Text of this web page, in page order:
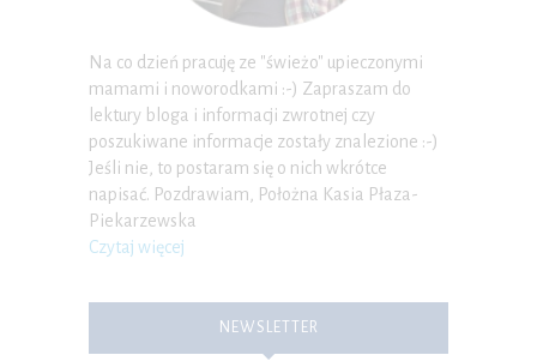
Na co dzień pracuję ze "świeżo" upieczonymi
mamami i noworodkami :-) Zapraszam do
lektury bloga i informacji zwrotnej czy
poszukiwane informacje zostały znalezione :-)
Jeśli nie, to postaram się o nich wkrótce
napisać. Pozdrawiam, Położna Kasia Płaza-
Piekarzewska
Czytaj więcej
NEWSLETTER